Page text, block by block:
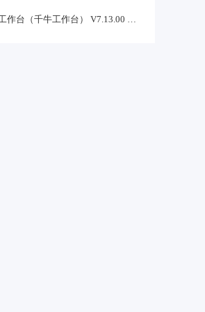
千牛卖家工作台（千牛工作台） V7.13.00 官方电脑版